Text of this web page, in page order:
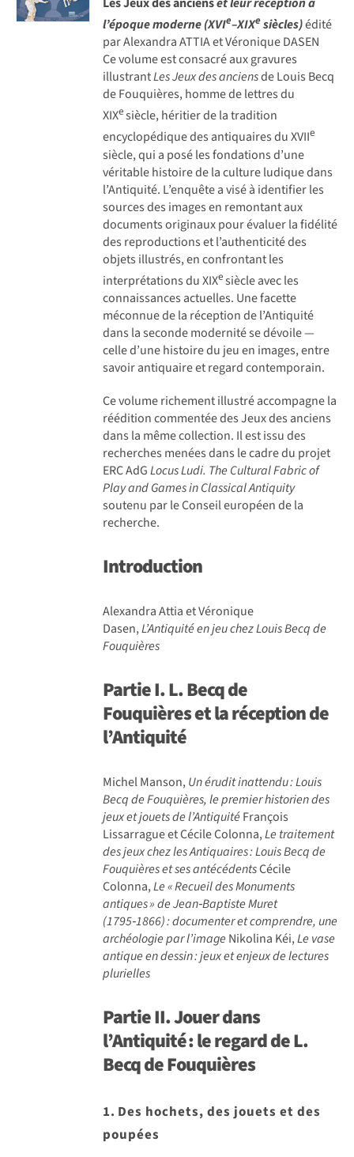
l’époque moderne (XVIe–XIXesiècles)édité
par Alexandra ATTIA et Véronique DASEN
Ce volume est consacré aux gravures
illustrantLes Jeux des anciensde Louis Becq
de Fouquières, homme de lettres du
XIXesiècle, héritier de la tradition
encyclopédique des antiquaires du XVIIe
siècle, qui a posé les fondations d’une
véritable histoire de la culture ludique dans
l’Antiquité. L’enquête a visé à identifier les
sources des images en remontant aux
documents originaux pour évaluer la fidélité
des reproductions et l’authenticité des
objets illustrés, en confrontant les
interprétations du XIXesiècle avec les
connaissances actuelles. Une facette
méconnue de la réception de l’Antiquité
dans la seconde modernité se dévoile —
celle d’une histoire du jeu en images, entre
savoir antiquaire et regard contemporain.
Ce volume richement illustré accompagne la
réédition commentée des Jeux des anciens
dans la même collection. Il est issu des
recherches menées dans le cadre du projet
ERC AdGLocus Ludi. The Cultural Fabric of
Play and Games in Classical Antiquity
soutenu par le Conseil européen de la
recherche.
Introduction
Alexandra Attia et Véronique
Dasen,L’Antiquité en jeu chez Louis Becq de
Fouquières
Partie I. L.Becq de
Fouquières et la réception de
l’Antiquité
Michel Manson,Un érudit inattendu: Louis
Becq de Fouquières, le premier historien des
jeux et jouets de l’AntiquitéFrançois
Lissarrague et Cécile Colonna,Le traitement
des jeux chez les Antiquaires: Louis Becq de
Fouquières et ses antécédentsCécile
Colonna,Le «Recueil des Monuments
antiques» de Jean‑Baptiste Muret
(1795‑1866): documenter et comprendre, une
archéologie par l’image Nikolina Kéi,Le vase
antique en dessin: jeux et enjeux de lectures
plurielles
Partie II.Jouer dans
l’Antiquité: le regard de L.
Becq de Fouquières
1. Des hochets, des jouets et des
poupées